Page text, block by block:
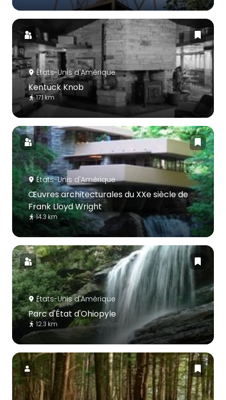
États-Unis d'Amérique
Kentuck Knob
17.1 km
États-Unis d'Amérique
Œuvres architecturales du XXe siècle de
Frank Lloyd Wright
14.3 km
États-Unis d'Amérique
Parc d'État d'Ohiopyle
12.3 km